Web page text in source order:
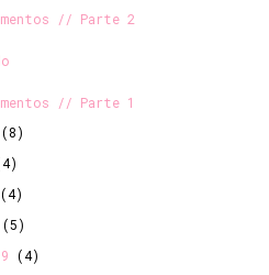
// Parte 2
// Parte 1
(8)
(4)
(5)
(4)